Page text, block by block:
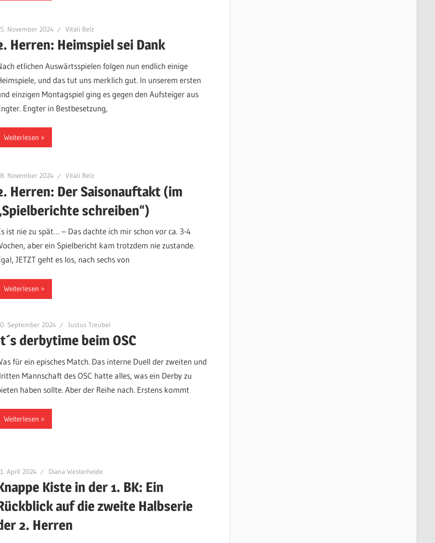
November 2024 Vitali Belz
Herren: Heimspiel sei Dank
etlichen Auswärtsspielen folgen nun endlich einige
und das tut uns merklich gut. In unserem ersten
einzigen Montagspiel ging es gegen den Aufsteiger aus
Engter in Bestbesetzung,
Weiterlesen
November 2024 Vitali Belz
Herren: Der Saisonauftakt (im
schreiben“)
ist nie zu spät… – Das dachte ich mir schon vor ca. 3-4
aber ein Spielbericht kam trotzdem nie zustande.
JETZT geht es los, nach sechs von
Weiterlesen
September 2024 Justus Treubel
derbytime beim OSC
für ein episches Match. Das interne Duell der zweiten und
Mannschaft des OSC hatte alles, was ein Derby zu
haben sollte. Aber der Reihe nach. Erstens kommt
Weiterlesen
April 2024 Diana Westerheide
Kiste in der 1. BK: Ein
auf die zweite Halbserie
2. Herren